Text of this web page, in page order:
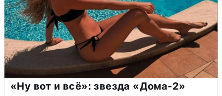
«Ну вот и всё»: звезда «Дома-2»